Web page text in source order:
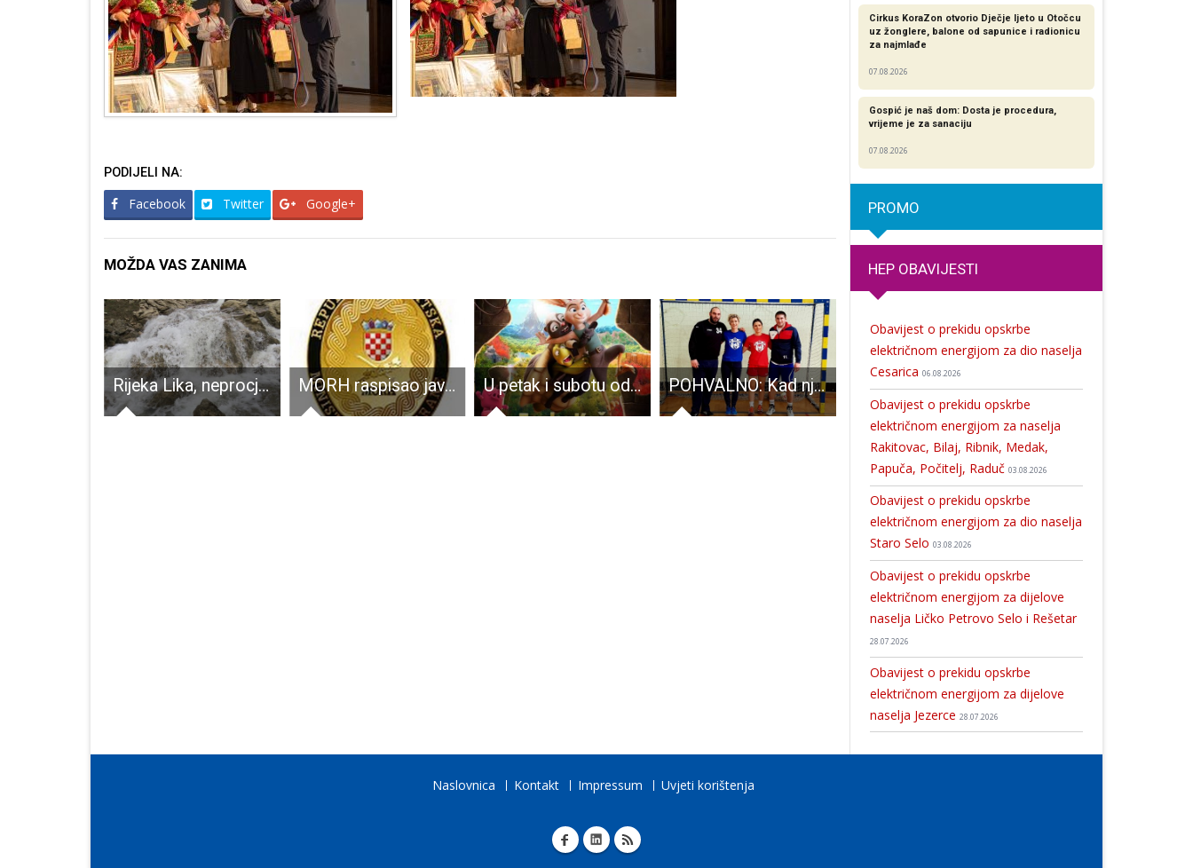
PODIJELI NA:
Facebook Twitter Google+
MOŽDA VAS ZANIMA
Rijeka Lika, neprocjenjivi, ali nažalost i neiskorišteni turistički i prirodni adut MORH raspisao javni poziv za dodjelu stipendija redovitim studentima iz područja informacijsko-komunikacijskih tehnologija U petak i subotu od 18 sati u kinu Korzo gledajte animirani film “Zecko koš i tajna Mrkog hrčka” POHVALNO: Kad njih četvero dobije licence RK Gospić imat će čak 9 licenciranih trenera! Poziv iz Društva Naša djeca
Cirkus KoraZon otvorio Dječje ljeto u Otočcu
uz žonglere, balone od sapunice i radionicu
za najmlađe
07.08.2026
Gospić je naš dom: Dosta je procedura,
vrijeme je za sanaciju
07.08.2026
PROMO
HEP OBAVIJESTI
Obavijest o prekidu opskrbe
električnom energijom za dio naselja
Cesarica 06.08.2026
Obavijest o prekidu opskrbe
električnom energijom za naselja
Rakitovac, Bilaj, Ribnik, Medak,
Papuča, Počitelj, Raduč 03.08.2026
Obavijest o prekidu opskrbe
električnom energijom za dio naselja
Staro Selo 03.08.2026
Obavijest o prekidu opskrbe
električnom energijom za dijelove
naselja Ličko Petrovo Selo i Rešetar
28.07.2026
Obavijest o prekidu opskrbe
električnom energijom za dijelove
naselja Jezerce 28.07.2026
Naslovnica Kontakt Impressum Uvjeti korištenja